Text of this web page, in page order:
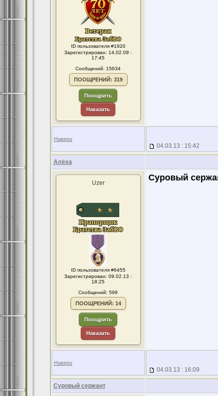
ID пользователя #1920
Зарегистрирован: 14.02.09 :
17:45
Сообщений: 15634
ПООЩРЕНИЙ: 319
Поощрить
Наказать
Наверх
04.03.13 : 15:42
Алёха
Uzer
ID пользователя #6455
Зарегистрирован: 09.02.13 :
18:25
Сообщений: 599
ПООЩРЕНИЙ: 14
Поощрить
Наказать
Суровый
Наверх
04.03.13 : 16:09
Суровый сержант